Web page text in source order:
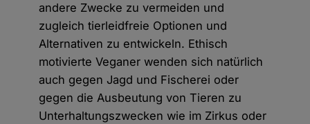
andere Zwecke zu vermeiden und
zugleich tierleidfreie Optionen und
Alternativen zu entwickeln. Ethisch
motivierte Veganer wenden sich natürlich
auch gegen Jagd und Fischerei oder
gegen die Ausbeutung von Tieren zu
Unterhaltungszwecken wie im Zirkus oder